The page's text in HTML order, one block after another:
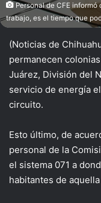
Personal de CFE
trabajo, es el tiempo que
(Noticias de
permanecen
Juárez, División del
servicio de energía
circuito.
Esto último, de
personal de la
el sistema 071 a
habitantes de